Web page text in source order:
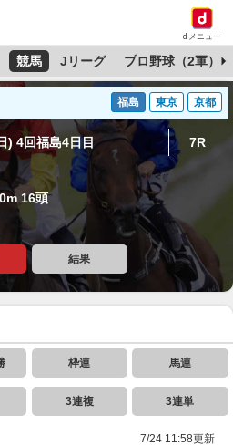
dメニュー
競馬 Jリーグ プロ野球（2軍）
福島 東京 京都
) 4回福島4日目 7R
16頭
結果
枠連 馬連
3連複 3連単
7/24 11:58更新